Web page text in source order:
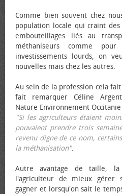
Comme bien souvent chez
population locale qui craint
embouteillages liés au
méthaniseurs comme
investissements lourds, on
nouvelles mais chez les autres.
Au sein de la profession cela
fait remarquer Céline
Nature Environnement
"Si les agriculteurs étaient
pouvaient prendre trois
revenu digne de ce nom,
la méthanisation".
Autre avantage de taille,
l'agriculteur de mieux gérer
gagner et lorsqu'on sait le